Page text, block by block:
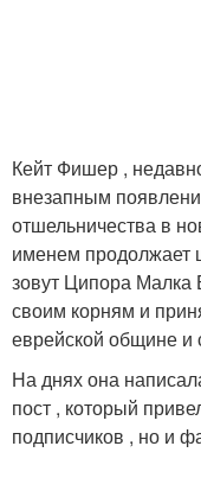
Кейт Фишер ,
внезапным
отшельничества в
именем продолжает
зовут Ципора Малка
своим корням и
еврейской общине и
На днях она
пост , который
подписчиков , но и